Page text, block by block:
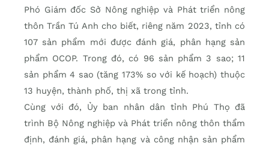
Phó Giám đốc Sở Nông nghiệp và Phát triển nông
thôn Trần Tú Anh cho biết, riêng năm 2023, tỉnh có
107 sản phẩm mới được đánh giá, phân hạng sản
phẩm OCOP. Trong đó, có 96 sản phẩm 3 sao; 11
sản phẩm 4 sao (tăng 173% so với kế hoạch) thuộc
13 huyện, thành phố, thị xã trong tỉnh.
Cùng với đó, Ủy ban nhân dân tỉnh Phú Thọ đã
trình Bộ Nông nghiệp và Phát triển nông thôn thẩm
định, đánh giá, phân hạng và công nhận sản phẩm